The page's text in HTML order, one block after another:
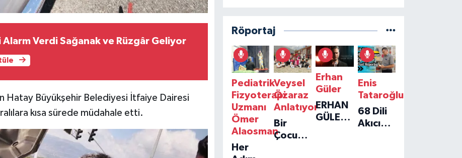
Verdi Sağanak ve Rüzgâr Geliyor
Hatay Büyükşehir Belediyesi İtfaiye Dairesi
kısa sürede müdahale etti.
Röportaj
Pediatrik
Fizyoterapi
Uzmanı
Ömer
Alaosman
Her
Veysel
Özaraz
Anlatıyor
Bir
Çocuğun
Erhan
Güler
ERHAN
GÜLER'IN
Enis
Tataroğlu
68 Dili
Akıcı